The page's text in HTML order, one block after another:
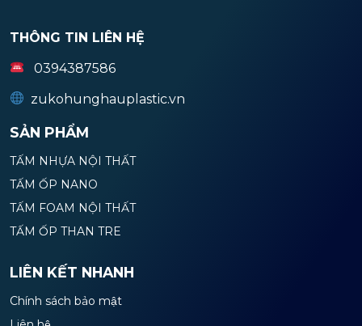
THÔNG TIN LIÊN HỆ
0394387586
zukohunghauplastic.vn
SẢN PHẨM
TẤM NHỰA NỘI THẤT
TẤM ỐP NANO
TẤM FOAM NỘI THẤT
TẤM ỐP THAN TRE
LIÊN KẾT NHANH
Chính sách bảo mật